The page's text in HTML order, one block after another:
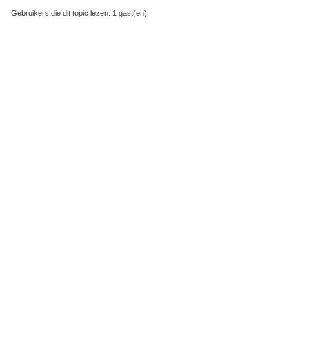
Gebruikers die dit topic lezen: 1 gast(en)